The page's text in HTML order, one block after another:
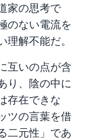
家の思考で
のない電流を
解不能だ。
互いの点が含
り、陰の中に
存在できな
ツの言葉を借
二元性」であ